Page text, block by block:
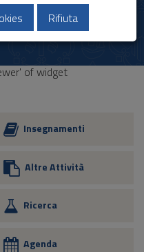
of widget
Insegnamenti
Altre Attività
Ricerca
Agenda
Rifiuta